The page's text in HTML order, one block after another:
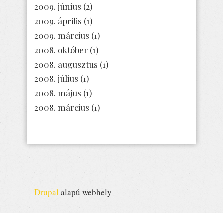
2009. június (2)
2009. április (1)
2009. március (1)
2008. október (1)
2008. augusztus (1)
2008. július (1)
2008. május (1)
2008. március (1)
Drupal alapú webhely